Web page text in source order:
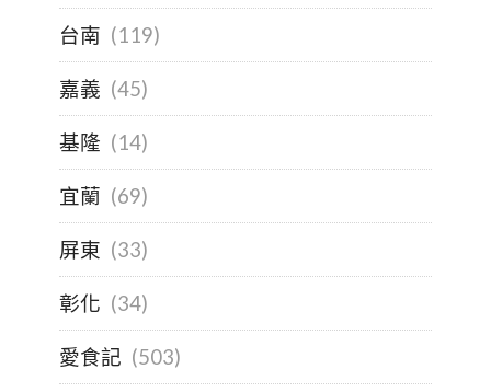
台南 (119)
嘉義 (45)
基隆 (14)
宜蘭 (69)
屏東 (33)
彰化 (34)
愛食記 (503)